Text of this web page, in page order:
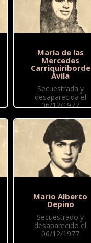
María de las
Mercedes
Carriquiriborde
Ávila
Secuestrada y
desaparecida el
06/12/1977
Mario Alberto
Depino
Secuestrado y
desaparecido el
06/12/1977